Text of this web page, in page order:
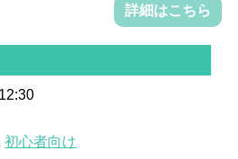
詳細はこちら
12:30
初心者向け